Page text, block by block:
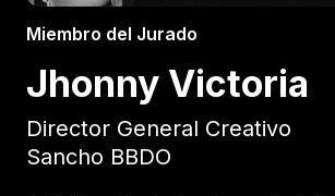
Miembro del Jurado
Jhonny Victoria
Director General Creativo
Sancho BBDO